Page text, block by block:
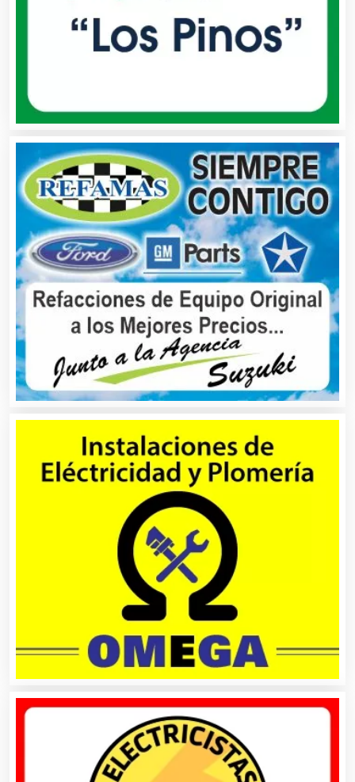
Análisis Clínicos
Análisis de Aguas
Animadores de Eventos
Aparatos y Equipos Eléctricos
Artes Gráficas
Artesanías
Artículos de Oficina
Artículos de Piel
Artículos Deportivos